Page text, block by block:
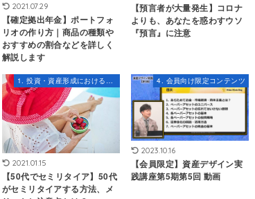
2021.07.29
【確定拠出年金】ポートフォ
リオの作り方｜商品の種類や
おすすめの割合などを詳しく
解説します
【預言者が大量発生】コロナ
よりも、あなたを惑わすウソ
『預言』に注意
1. 投資・資産形成におけるマインドセット
2021.01.15
【50代でセミリタイア】50代
がセミリタイアする方法、メ
4. 会員向け限定コンテンツ
2023.10.16
【会員限定】資産デザイン実
践講座第5期第5回 動画